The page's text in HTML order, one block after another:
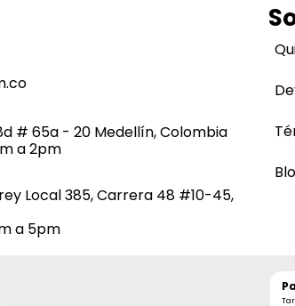
# 65a - 20 Medellín, Colombia
a 2pm
Local 385, Carrera 48 #10-45,
a 5pm